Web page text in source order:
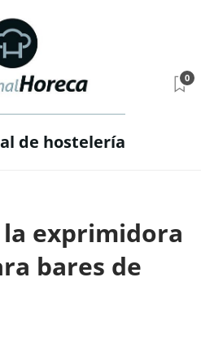
de hostelería
0
exprimidora
bares de